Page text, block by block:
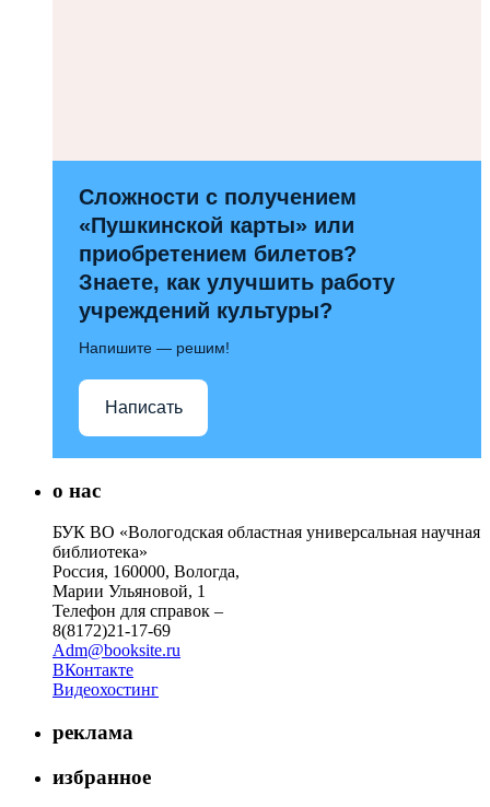
Сложности с получением
«Пушкинской карты» или
приобретением билетов?
Знаете, как улучшить работу
учреждений культуры?
Напишите — решим!
Написать
о нас
БУК ВО «Вологодская областная универсальная научная
библиотека»
Россия, 160000, Вологда,
Марии Ульяновой, 1
Телефон для справок –
8(8172)21-17-69
Adm@booksite.ru
ВКонтакте
Видеохостинг
реклама
избранное